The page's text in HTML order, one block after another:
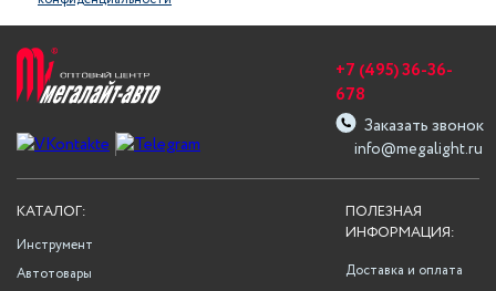
info@megalight.ru
+7 (495) 36-36-
678
Заказать звонок
ПОЛЕЗНАЯ
ИНФОРМАЦИЯ:
Доставка и оплата
КАТАЛОГ:
Инструмент
Автотовары